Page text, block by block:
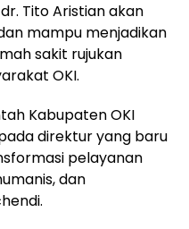
Tito Aristian akan
mampu menjadikan
sakit rujukan
OKI.
Kabupaten OKI
direktur yang baru
pelayanan
dan